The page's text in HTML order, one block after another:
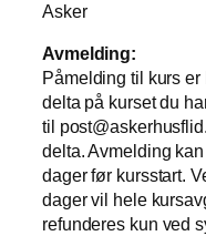
Asker
Avmelding:
Påmelding til kurs
delta på kurset du
til
delta. Avmelding
dager før kursstart.
dager vil hele
refunderes kun ved